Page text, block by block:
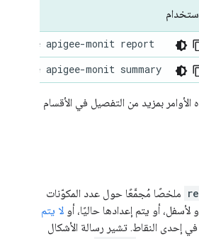
apigee-monit report
apigee-monit summary
بمزيد من التفصيل في الأقسام
ملخصًا مُجمَّعًا حول عدد المكوّنات
لأسفل، أو يتم إعدادها حاليًا، أو لا يتم
في إحدى النقاط. تشير رسالة الأشكال